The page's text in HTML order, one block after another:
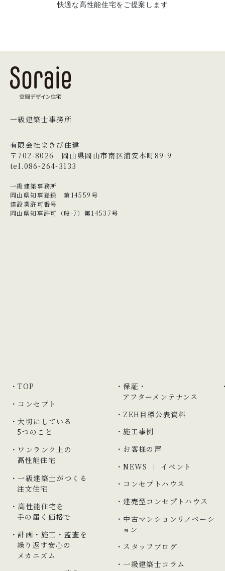
快適な高性能住宅をご提案します
一級建築士事務所
有限会社まきび住建
〒702-8026 岡山県岡山市南区浦安本町89-9
tel.086-264-3133
一級建築事務所
岡山県知事登録 第14559号
建設業許可番号
岡山県知事許可（般-7）第14537号
TOP
コンセプト
大切にしている
5つのこと
ワンランク上の
高性能住宅
一級建築士がつくる
注文住宅
高性能住宅を
手の届く価格で
計画・施工・監査を
繰り返す安心の
メカニズム
保証・
アフターメンテナンス
ZEH目標公表資料
施工事例
お客様の声
NEWS ｜ イベント
コンセプトハウス
建売型コンセプトハウス
中古マンションリノベーシ
ョン
スタッフブログ
一級建築士コラム